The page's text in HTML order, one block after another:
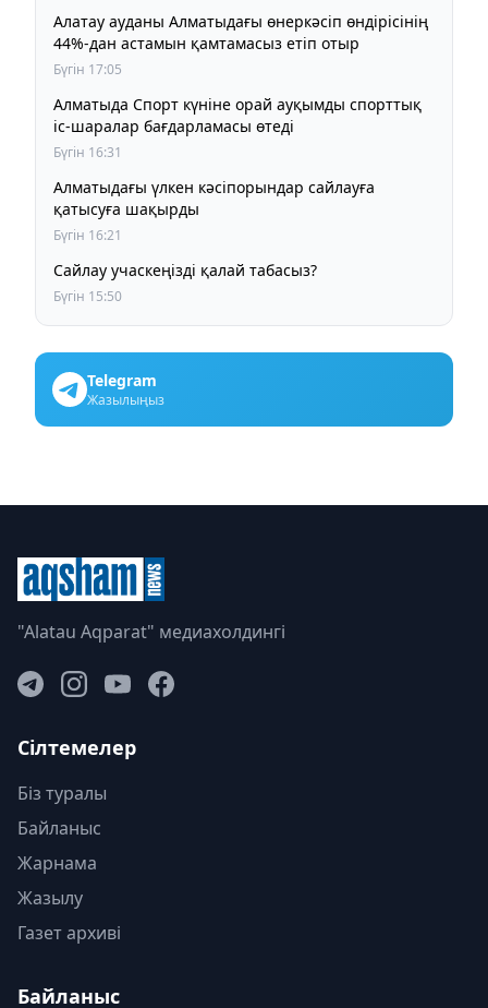
Алатау ауданы Алматыдағы өнеркәсіп өндірісінің
44%-дан астамын қамтамасыз етіп отыр
Бүгін 17:05
Алматыда Спорт күніне орай ауқымды спорттық
іс-шаралар бағдарламасы өтеді
Бүгін 16:31
Алматыдағы үлкен кәсіпорындар сайлауға
қатысуға шақырды
Бүгін 16:21
Сайлау учаскеңізді қалай табасыз?
Бүгін 15:50
Telegram
Жазылыңыз
"Alatau Aqparat" медиахолдингі
Сілтемелер
Біз туралы
Байланыс
Жарнама
Жазылу
Газет архиві
Байланыс